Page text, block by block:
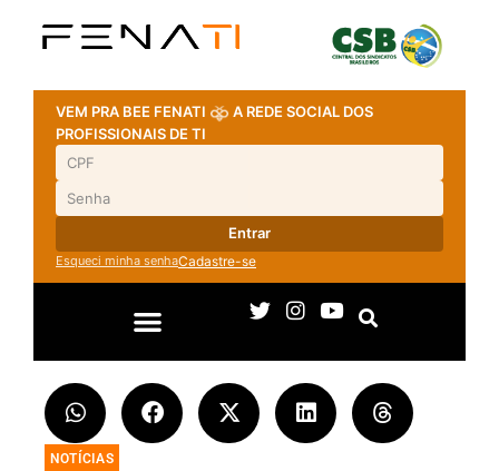
VEM PRA BEE FENATI
A REDE SOCIAL DOS
PROFISSIONAIS DE TI
Entrar
Esqueci minha senhaCadastre-se
NOTÍCIAS